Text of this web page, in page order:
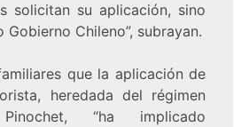
solicitan su aplicación, sino
Chileno”, subrayan.
que la aplicación de
heredada del régimen
“ha implicado